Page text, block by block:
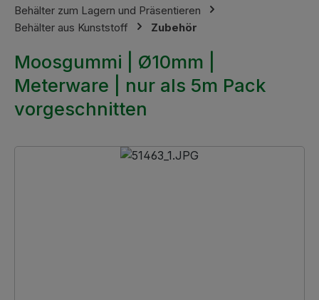
Behälter zum Lagern und Präsentieren
Behälter aus Kunststoff
Zubehör
Moosgummi | Ø10mm |
Meterware | nur als 5m Pack
vorgeschnitten
Bildergalerie überspringen